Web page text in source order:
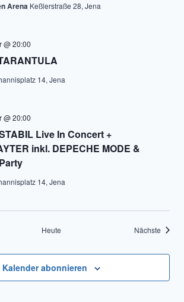
Arena Keßlerstraße 28, Jena
@ 20:00
14, Jena
Live In Concert +
inkl. DEPECHE MODE &
@ 20:00
14, Jena
Heute Nächste
Kalender abonnieren